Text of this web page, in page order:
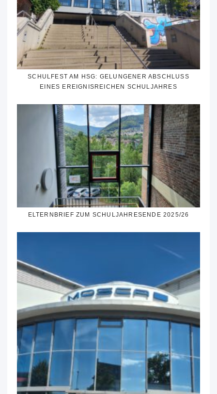
SCHULFEST AM HSG: GELUNGENER ABSCHLUSS
EINES EREIGNISREICHEN SCHULJAHRES
ELTERNBRIEF ZUM SCHULJAHRESENDE 2025/26